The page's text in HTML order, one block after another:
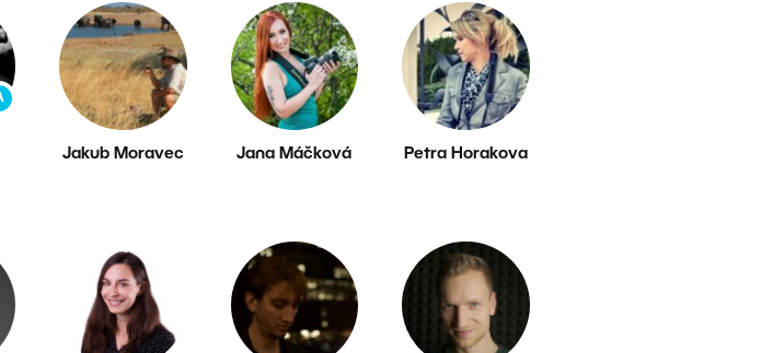
Jakub Moravec Jana Máčková Petra Horakova